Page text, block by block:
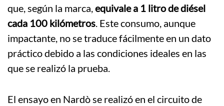
que, según la marca,equivale a 1 litro de diésel
cada 100 kilómetros. Este consumo, aunque
impactante, no se traduce fácilmente en un dato
práctico debido a las condiciones ideales en las
que se realizó la prueba.
El ensayo en Nardò se realizó en el circuito de